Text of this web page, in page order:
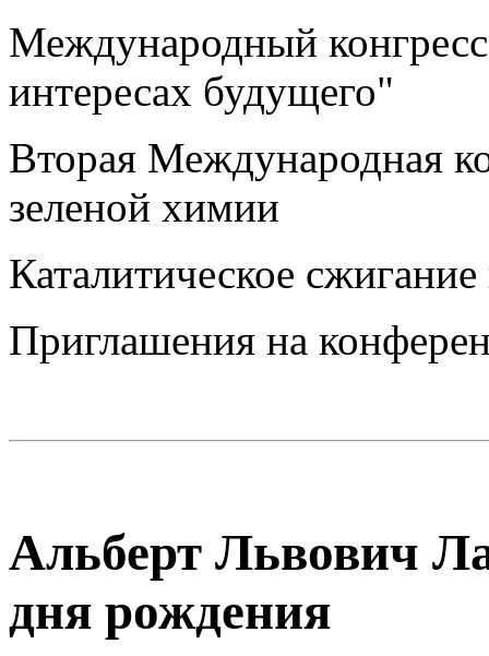
Международный
интересах будущего"
Вторая Международная
зеленой химии
Каталитическое
Приглашения на
Альберт Львович
дня рождения